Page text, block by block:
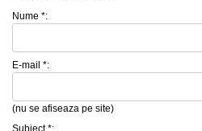
Nume *:
E-mail *:
(nu se afiseaza pe site)
Subiect *: